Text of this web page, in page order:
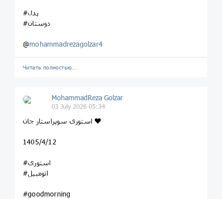
#پدل
#دوستان
@mohammadrezagolzar4
Читать полностью…
MohammadReza Golzar
03 July 2026 05:34
استوری سوپراستار جان ❤️
1405/4/12
#استوری
#اتومبیل
#goodmorning